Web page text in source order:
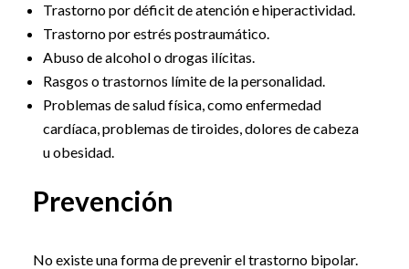
Trastorno por déficit de atención e hiperactividad.
Trastorno por estrés postraumático.
Abuso de alcohol o drogas ilícitas.
Rasgos o trastornos límite de la personalidad.
Problemas de salud física, como enfermedad
cardíaca, problemas de tiroides, dolores de cabeza
u obesidad.
Prevención
No existe una forma de prevenir el trastorno bipolar.